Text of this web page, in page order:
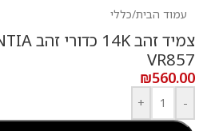
עמוד הבית/כללי
VR857
₪560.00
-
+